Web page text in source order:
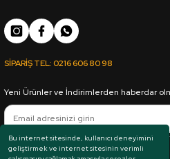
Bu internet sitesinde, kullanıcı deneyimini
geliştirmek ve internet sitesinin verimli
SİPARİŞ TEL:0216 606 80 98
Yeni Ürünler ve İndirimlerden haberdar
Her hakkı saklıdır. Copyright © 1983 - 2025